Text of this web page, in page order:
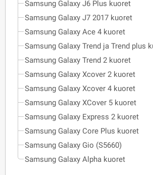
Samsung Galaxy J6 Plus kuoret
Samsung Galaxy J7 2017 kuoret
Samsung Galaxy Ace 4 kuoret
Samsung Galaxy Trend ja Trend plus
Samsung Galaxy Trend 2 kuoret
Samsung Galaxy Xcover 2 kuoret
Samsung Galaxy Xcover 4 kuoret
Samsung Galaxy XCover 5 kuoret
Samsung Galaxy Express 2 kuoret
Samsung Galaxy Core Plus kuoret
Samsung Galaxy Gio (S5660)
Samsung Galaxy Alpha kuoret